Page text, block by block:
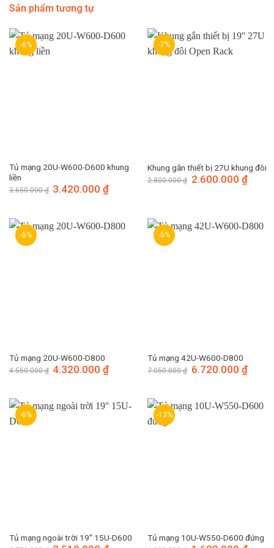
Sản phẩm tương tự
-6%
Tủ mạng 20U-W600-D600 khung
liền
3.650.000₫ Giá
gốc
3.420.000₫
3.420.000 ₫.
-7%
Khung gắn thiết bị 27U khung đôi
2.800.000₫ Giá
gốc
2.600.000 ₫Giá
-5%
Tủ mạng 20U-W600-D800
4.550.000₫ Giá
gốc
4.320.000₫
4.320.000 ₫.
-5%
Tủ mạng 42U-W600-D800
7.050.000₫ Giá
gốc
6.720.000 ₫Giá
-6%
Tủ mạng ngoài trời 19” 15U-D600
-13%
Tủ mạng 10U-W550-D600 đứng